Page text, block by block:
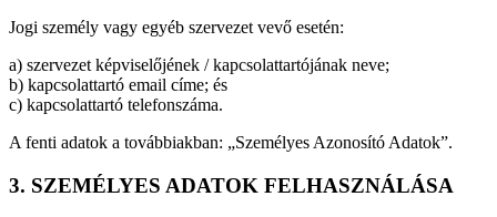
Jogi személy vagy egyéb szervezet vevő esetén:
a) szervezet képviselőjének / kapcsolattartójának neve;
b) kapcsolattartó email címe; és
c) kapcsolattartó telefonszáma.
A fenti adatok a továbbiakban: „Személyes Azonosító Adatok”.
3. SZEMÉLYES ADATOK FELHASZNÁLÁSA